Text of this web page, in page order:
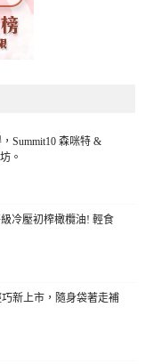
Summit10 森咪特 &
。
冷壓初榨橄欖油! 輕食
新上市，隨身袋著走補